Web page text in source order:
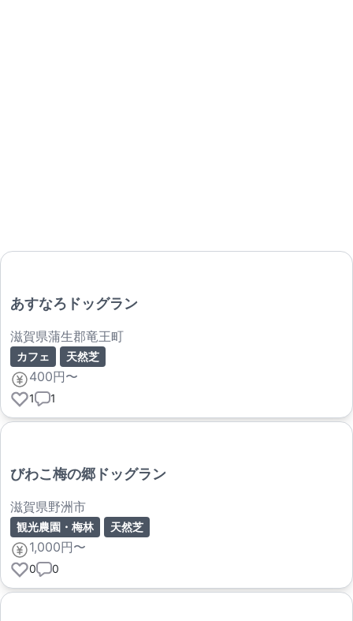
あすなろドッグラン
滋賀県蒲生郡竜王町
カフェ 天然芝
400円〜
1 1
びわこ梅の郷ドッグラン
滋賀県野洲市
観光農園・梅林 天然芝
1,000円〜
0 0